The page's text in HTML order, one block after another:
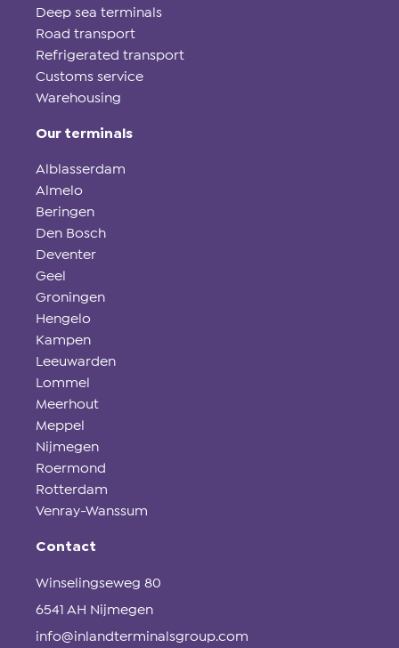
Deep sea terminals
Road transport
Refrigerated transport
Customs service
Warehousing
Our terminals
Alblasserdam
Almelo
Beringen
Den Bosch
Deventer
Geel
Groningen
Hengelo
Kampen
Leeuwarden
Lommel
Meerhout
Meppel
Nijmegen
Roermond
Rotterdam
Venray-Wanssum
Contact
Winselingseweg 80
6541 AH Nijmegen
info@inlandterminalsgroup.com